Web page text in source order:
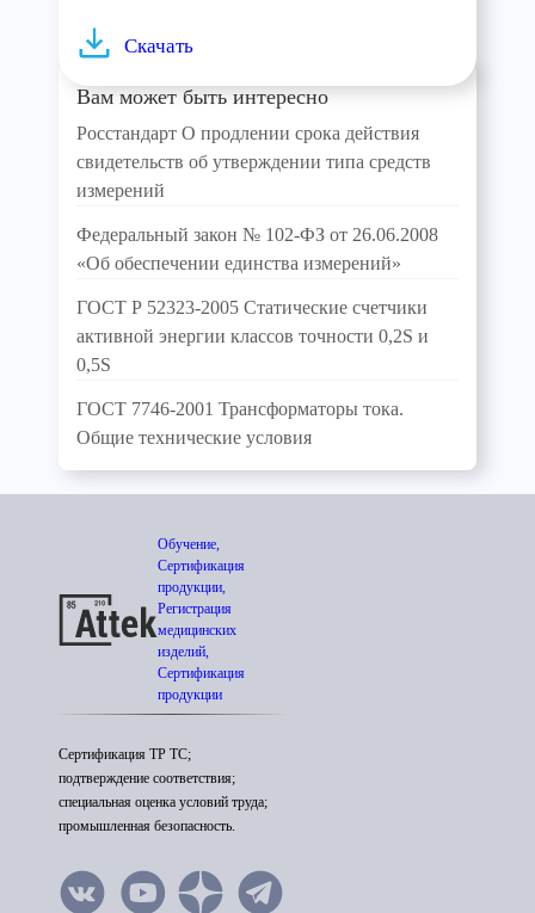
Скачать
Вам может быть интересно
Росстандарт О продлении срока действия
свидетельств об утверждении типа средств
измерений
Федеральный закон № 102-ФЗ от 26.06.2008
«Об обеспечении единства измерений»
ГОСТ Р 52323-2005 Статические счетчики
активной энергии классов точности 0,2S и
0,5S
ГОСТ 7746-2001 Трансформаторы тока.
Общие технические условия
Обучение,
Сертификация
продукции,
Регистрация
медицинских
изделий,
Сертификация
продукции
Сертификация ТР ТС;
подтверждение соответствия;
специальная оценка условий труда;
промышленная безопасность.